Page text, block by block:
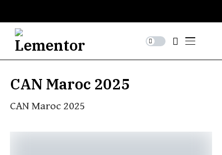
CAN Maroc 2025
CAN Maroc 2025